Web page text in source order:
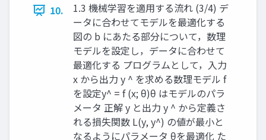
10.
1.3 機械学習を適用する流れ (3/4) デ
ータに合わせてモデルを最適化する
図の b にあたる部分について，数理
モデルを設定し，データに合わせて
最適化する プログラムとして，入力
x から出力 y ^ を求める数理モデル f
を設定 ​ y^ = f (x; θ) ​ θ はモデルのパラ
メータ 正解 y と出力 y ^ から定義さ
れる損失関数 L(y, y^) の値が最小と
なるようにパラメータ θ ​ ​ を最適化 た